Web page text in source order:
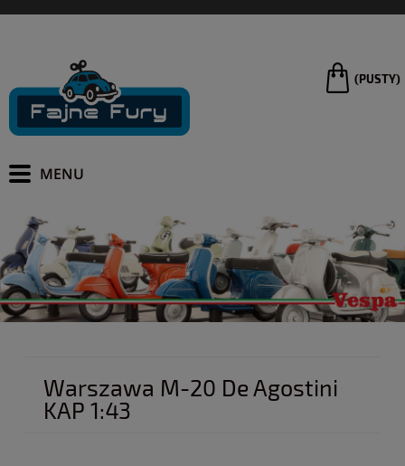
(PUSTY)
Warszawa M-20 De Agostini
KAP 1:43